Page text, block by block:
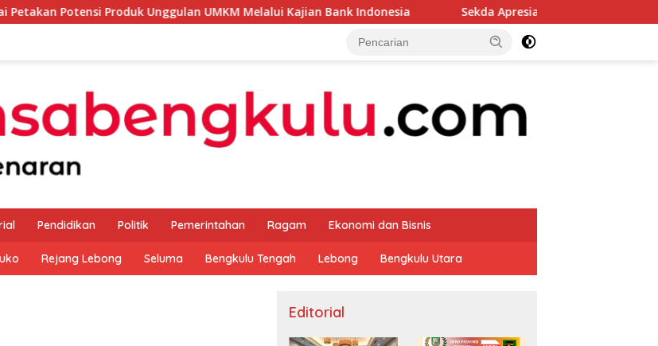
Produk Unggulan UMKM Melalui Kajian Bank Indonesia Sekda Apresiasi Inspektorat Provinsi Bengkulu
Pendidikan Politik Pemerintahan Ragam Ekonomi dan Bisnis
Rejang Lebong Seluma Bengkulu Tengah Lebong Bengkulu Utara
Editorial